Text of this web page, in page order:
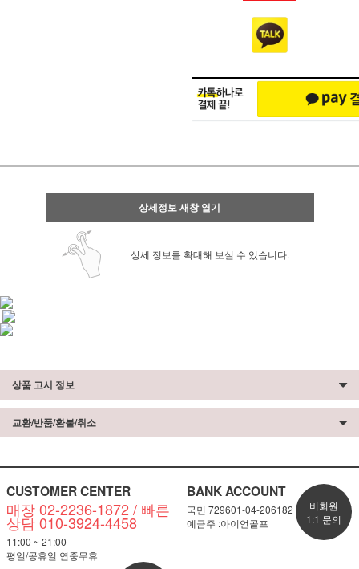
상세정보 새창 열기
상세 정보를 확대해 보실 수 있습니다.
상품 고시 정보
교환/반품/환불/취소
CUSTOMER CENTER
매장 02-2236-1872 / 빠른
상담 010-3924-4458
11:00 ~ 21:00
평일/공휴일 연중무휴
BANK ACCOUNT
국민 729601-04-206182
예금주 :아이언골프
비회원
1:1 문의